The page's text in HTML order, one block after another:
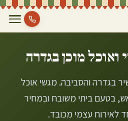
ואוכל מוכן בגדרה
בגדרה והסביבה. מגשי אוכל
בטעם ביתי משובח ובמחיר
לאירוח עצמי מכובד.